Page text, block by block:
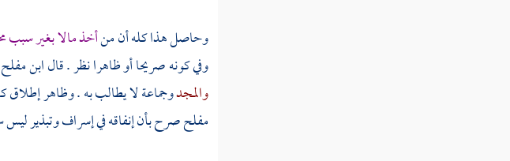
وحاصل هذا كله أن منأخذ مالا بغير سبب
وفي كونه صريحا أو ظاهرا نظر . قالابن مفلح
والمجدوجماعة لا يطالب به . وظاهر إطلاق
مفلحصرح بأن إنفاقه في إسراف وتبذير ليس